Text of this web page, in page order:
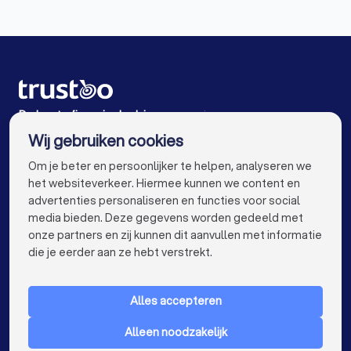
Financieel adviseurs in Wormerveer
Financieel adviseurs in Hoorn (NH)
Financieel adviseurs in Amsterdam
Financieel adviseurs in Rotterdam
Financieel adviseurs in Den Haag
Financieel adviseurs in Utrecht
Financieel adviseurs in Tilburg
Financieel adviseurs in Groningen
De beste financieel adviseurs voor jou
VOOR PARTICULIEREN keyboard_arrow_down
Wij gebruiken cookies
Om je beter en persoonlijker te helpen, analyseren we
het websiteverkeer. Hiermee kunnen we content en
advertenties personaliseren en functies voor social
media bieden. Deze gegevens worden gedeeld met
onze partners en zij kunnen dit aanvullen met informatie
die je eerder aan ze hebt verstrekt.
Alles accepteren
Alleen noodzakelijk